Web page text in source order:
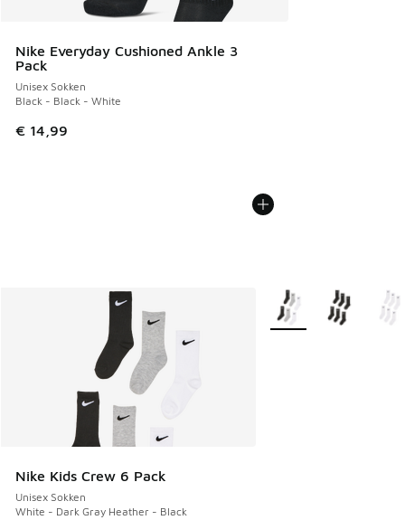
Nike Everyday Cushioned Ankle 3
Pack
Unisex Sokken
Black - Black - White
€ 14,99
Nike Kids Crew 6 Pack
Unisex Sokken
White - Dark Gray Heather - Black
Meer kleuren